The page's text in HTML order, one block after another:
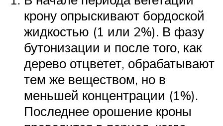
крону опрыскивают бордоской
жидкостью (1 или 2%). В фазу
бутонизации и после того, как
дерево отцветет, обрабатывают
тем же веществом, но в
меньшей концентрации (1%).
Последнее орошение кроны